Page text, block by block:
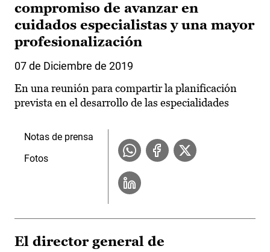
compromiso de avanzar en
cuidados especialistas y una mayor
profesionalización
07 de Diciembre de 2019
En una reunión para compartir la planificación
prevista en el desarrollo de las especialidades
Notas de prensa
Fotos
El director general de